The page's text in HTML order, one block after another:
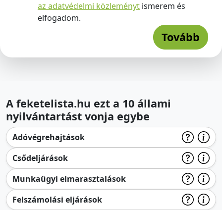
az adatvédelmi közleményt ismerem és
elfogadom.
Tovább
A feketelista.hu ezt a 10 állami
nyilvántartást vonja egybe
Adóvégrehajtások
Csődeljárások
Munkaügyi elmarasztalások
Felszámolási eljárások